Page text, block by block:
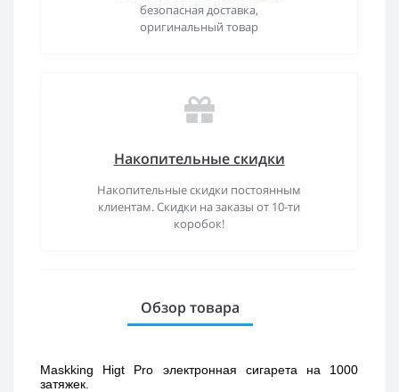
безопасная доставка,
оригинальный товар
Накопительные скидки
Накопительные скидки постоянным
клиентам. Скидки на заказы от 10-ти
коробок!
Обзор товара
Maskking Higt Pro электронная сигарета на 1000
затяжек.